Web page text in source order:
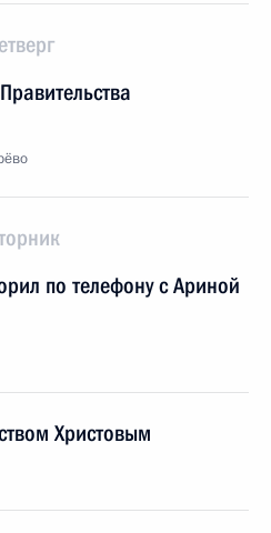
по телефону с Ариной
Христовым